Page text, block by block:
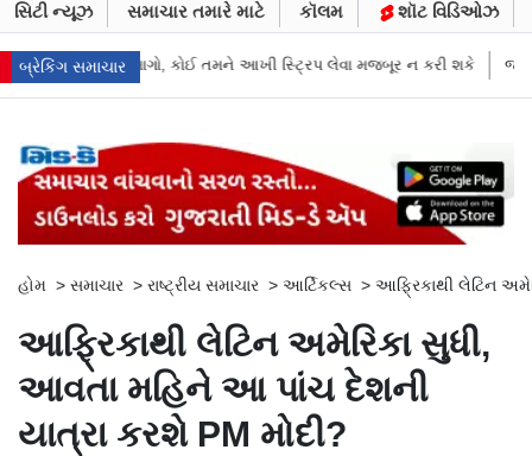
સિટી ન્યૂઝ સમાચાર તમારે માટે કૉલમ શૉટ વિડિઓઝ
બ્રેકિંગ સમાચાર
સ્ટ્રિપ લેવા મજબૂર ન કરી શકે જાહેરખબરોથી લોકોને મિસગાઇડ કરનારી
હોમ > સમાચાર > રાષ્ટ્રીય સમાચાર > આર્ટિકલ્સ > આફ્રિકાથી લેટિન
આફ્રિકાથી લેટિન અમેરિકા સુધી,
આવતા મહિને આ પાંચ દેશની
યાત્રા કરશે PM મોદી?